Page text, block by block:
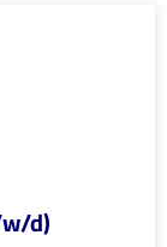
d)